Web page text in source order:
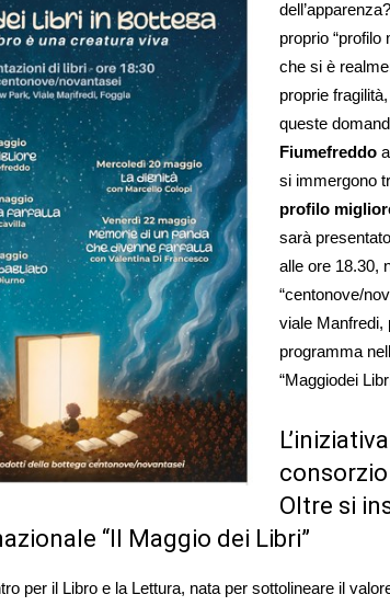
proprio “profilo
che si è
proprie
queste
Fiumefreddo
si immergono
profilo
sarà
alle ore 18.30,
“centonove/
viale Manfredi,
programma
“Maggiodei
Oltre si
“Il Maggio dei Libri”
per il Libro e la Lettura, nata per sottolineare il